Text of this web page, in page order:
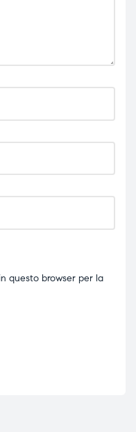
questo browser per la